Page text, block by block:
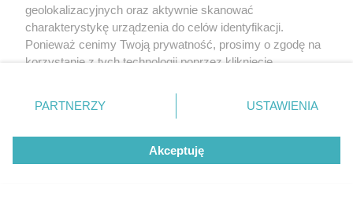
Nasze serwisy
geolokalizacyjnych oraz aktywnie skanować
charakterystykę urządzenia do celów identyfikacji.
Ponieważ cenimy Twoją prywatność, prosimy o zgodę na
korzystanie z tych technologii poprzez kliknięcie
zmienić/wycofać klikając przycisk ustawień prywatności
znajdujący się w lewym dolnym rogu strony
rodzaje przetwarzania danych nie wymagają zgody
użytkownika, ale masz prawo sprzeciwić się takiemu
przetwarzaniu. Preferencje będą miały zastosowanie tylko
PARTNERZY USTAWIENIA
Akceptuję